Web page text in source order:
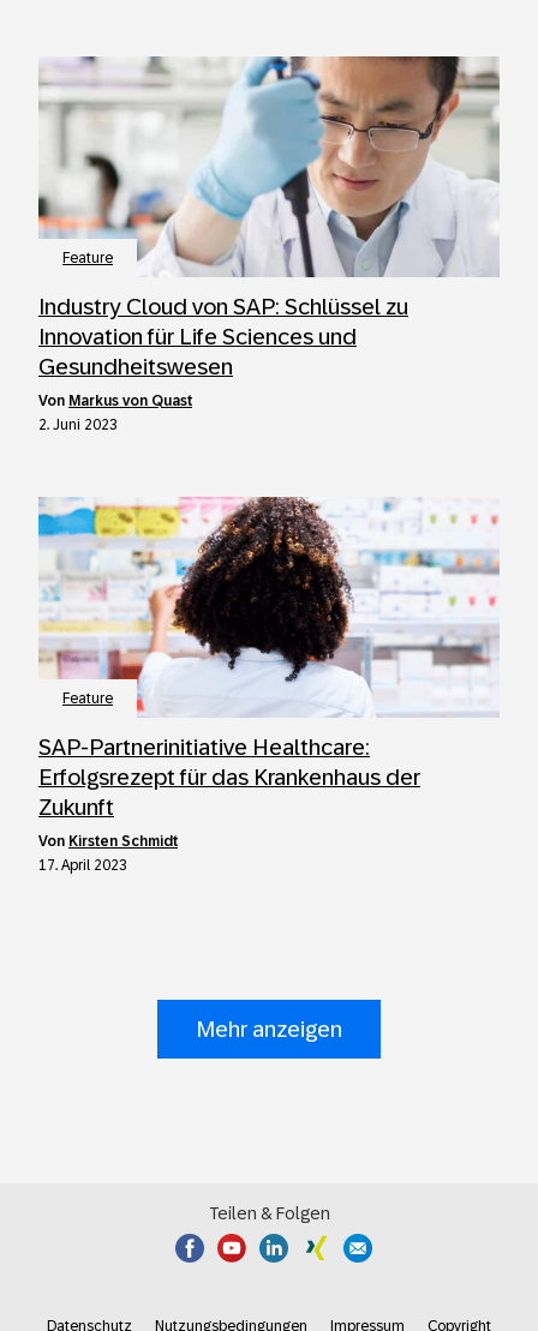
Feature
Industry Cloud von SAP: Schlüssel zu
Innovation für Life Sciences und
Gesundheitswesen
von Markus von Quast
2. Juni 2023
Feature
SAP-Partnerinitiative Healthcare:
Erfolgsrezept für das Krankenhaus der
Zukunft
von Kirsten Schmidt
17. April 2023
Mehr anzeigen
Teilen & Folgen
Datenschutz Nutzungsbedingungen Impressum Copyright